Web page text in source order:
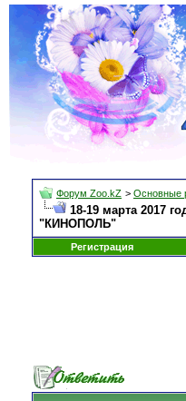
Форум Zoo.kZ > Основные
18-19 марта 2017
"КИНОПОЛЬ"
Регистрация